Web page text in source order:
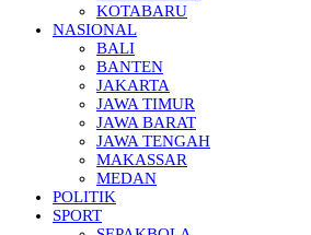
KOTABARU
NASIONAL
BALI
BANTEN
JAKARTA
JAWA TIMUR
JAWA BARAT
JAWA TENGAH
MAKASSAR
MEDAN
POLITIK
SPORT